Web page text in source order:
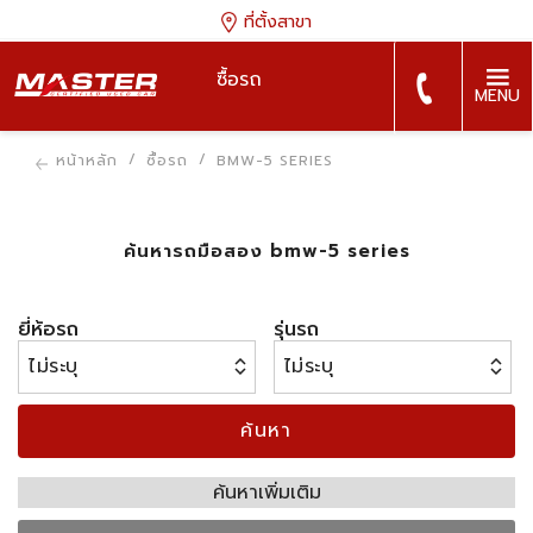
ที่ตั้งสาขา
ซื้อรถ
MENU
หน้าหลัก ซื้อรถ BMW-5 SERIES
ค้นหารถมือสอง bmw-5 series
ยี่ห้อรถ รุ่นรถ
ค้นหา
ค้นหาเพิ่มเติม